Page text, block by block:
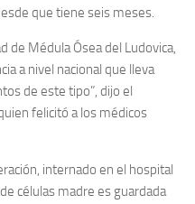
que tiene seis meses.
de Médula Ósea del Ludovica,
a nivel nacional que lleva
de este tipo”, dijo el
felicitó a los médicos
internado en el hospital
células madre es guardada